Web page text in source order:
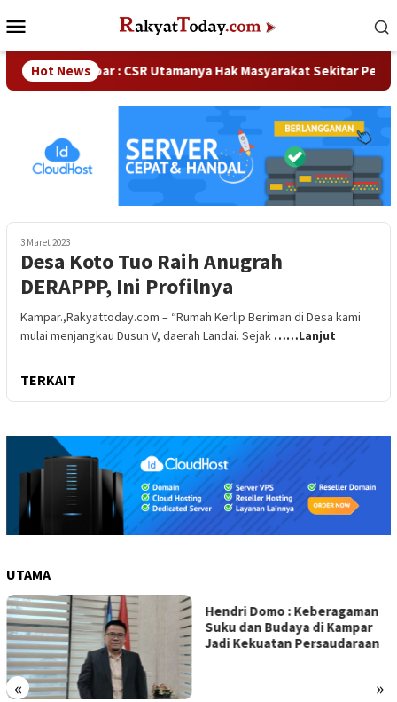
ke
Mobile
Hot News
Kampar : CSR Utamanya Hak Masyarakat Sekitar Perusahaan
3 Maret 2023
Desa Koto Tuo Raih Anugrah
DERAPPP, Ini Profilnya
Kampar.,Rakyattoday.com – “Rumah Kerlip Beriman di Desa kami
mulai menjangkau Dusun V, daerah Landai. Sejak ……Lanjut
TERKAIT
UTAMA
« »
Hendri Domo : Keberagaman
Suku dan Budaya di Kampar
Jadi Kekuatan Persaudaraan